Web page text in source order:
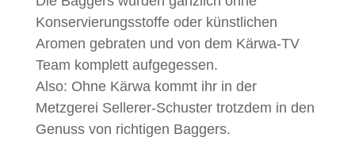
Konservierungsstoffe oder künstlichen
Aromen gebraten und von dem Kärwa-TV
Team komplett aufgegessen.
Also: Ohne Kärwa kommt ihr in der
Metzgerei Sellerer-Schuster trotzdem in den
Genuss von richtigen Baggers.